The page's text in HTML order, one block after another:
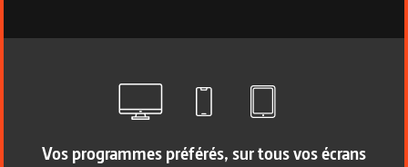
Vos programmes préférés, sur tous vos écrans